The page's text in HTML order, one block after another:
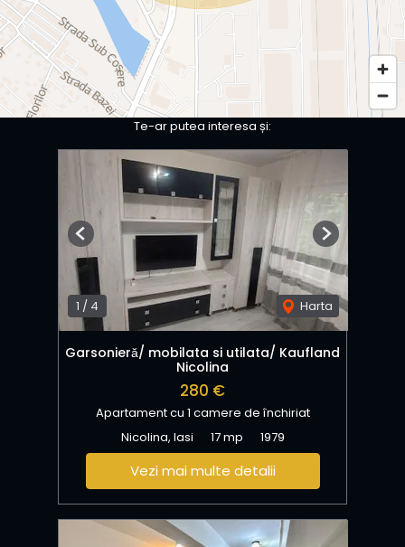
Te-ar putea interesa și:
1 / 4 Harta
Previous Next
Garsonieră/ mobilata si utilata/ Kaufland
Nicolina
280 €
Apartament cu 1 camere de închiriat
Nicolina, Iasi
17 mp 1979
Vezi mai multe detalii